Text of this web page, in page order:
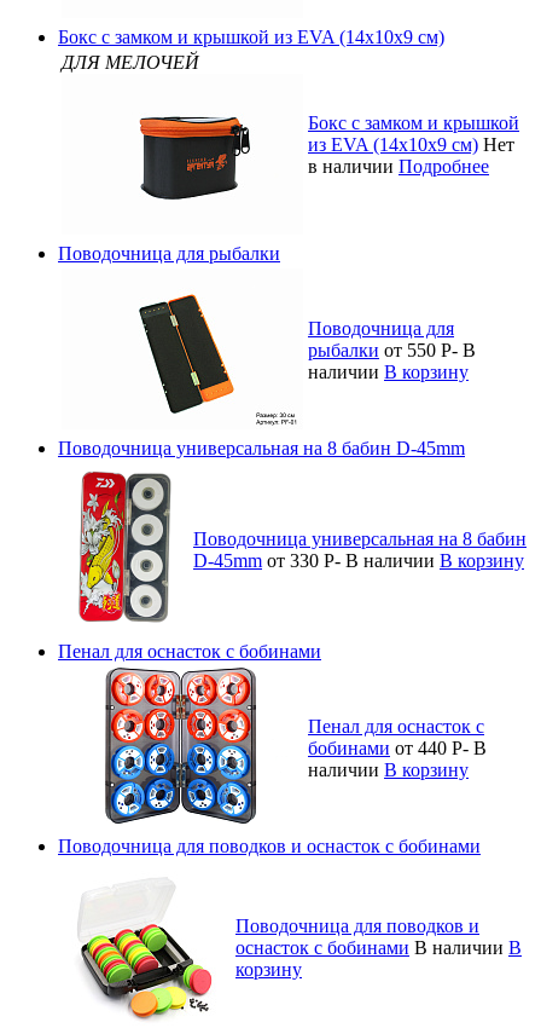
Бокс с замком и крышкой из EVA (14х10х9 см)
ДЛЯ МЕЛОЧЕЙ
Бокс с замком и крышкой
из EVA (14х10х9 см) Нет
в наличии Подробнее
Поводочница для рыбалки
Поводочница для
рыбалки от 550 Р- В
наличии В корзину
Поводочница универсальная на 8 бабин D-45mm
Поводочница универсальная на 8 бабин
D-45mm от 330 Р- В наличии В корзину
Пенал для оснасток с бобинами
Пенал для оснасток с
бобинами от 440 Р- В
наличии В корзину
Поводочница для поводков и оснасток с бобинами
Поводочница для поводков и
оснасток с бобинами В наличии В
корзину